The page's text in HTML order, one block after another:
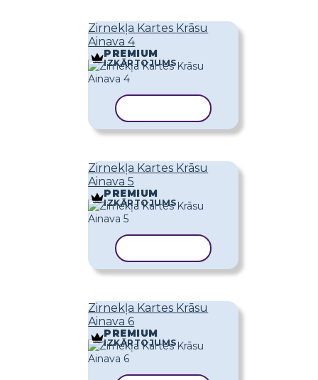
Zirnekļa Kartes Krāsu
Ainava 4
PREMIUM
IZKĀRTOJUMS
Zirnekļa Kartes Krāsu
Ainava 5
PREMIUM
IZKĀRTOJUMS
Zirnekļa Kartes Krāsu
Ainava 6
PREMIUM
IZKĀRTOJUMS